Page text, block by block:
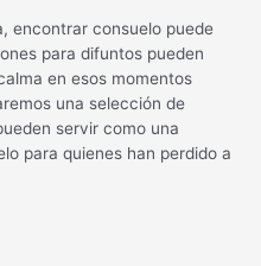
encontrar consuelo puede
para difuntos pueden
en esos momentos
una selección de
servir como una
para quienes han perdido a